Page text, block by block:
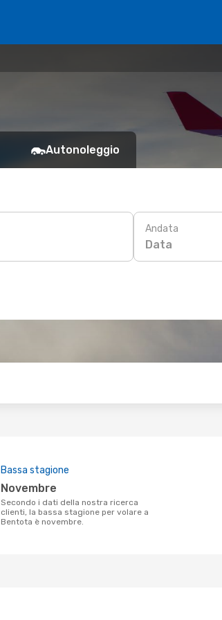
Autonoleggio
Andata
Data
Bassa stagione
novembre
Secondo i dati della nostra ricerca
clienti, la bassa stagione per volare a
Bentota è novembre.